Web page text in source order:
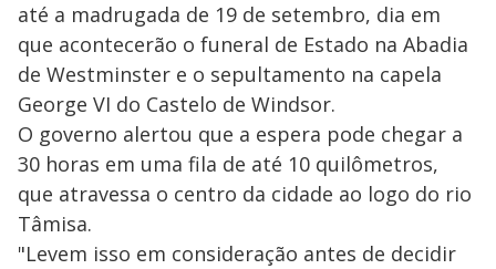
até a madrugada de 19 de setembro, dia em
que acontecerão o funeral de Estado na Abadia
de Westminster e o sepultamento na capela
George VI do Castelo de Windsor.
O governo alertou que a espera pode chegar a
30 horas em uma fila de até 10 quilômetros,
que atravessa o centro da cidade ao logo do rio
Tâmisa.
"Levem isso em consideração antes de decidir